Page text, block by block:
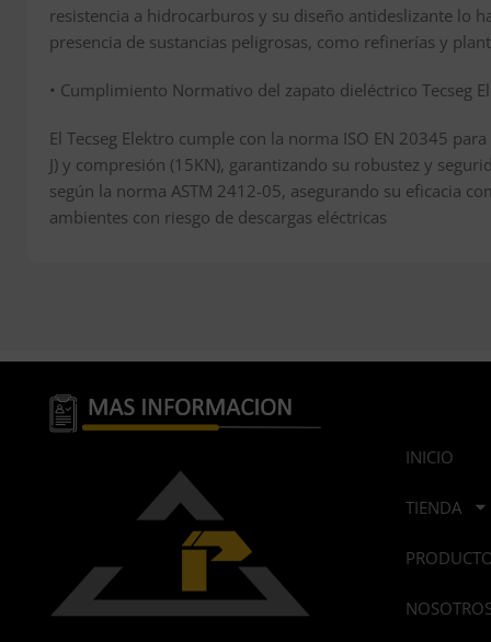
resistencia a hidrocarburos y su diseño antideslizante lo
presencia de sustancias peligrosas, como refinerías y
• Cumplimiento Normativo del zapato dieléctrico Tecseg
El Tecseg Elektro cumple con la norma ISO EN 20345
J) y compresión (15KN), garantizando su robustez y
según la norma ASTM 2412-05, asegurando su eficacia
ambientes con riesgo de descargas eléctricas
INICIO
TIENDA